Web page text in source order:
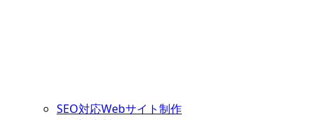
SEO対応Webサイト制作